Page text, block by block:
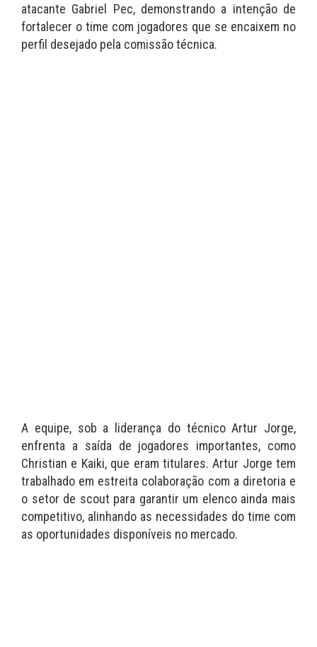
atacante Gabriel Pec, demonstrando a intenção de
fortalecer o time com jogadores que se encaixem no
perfil desejado pela comissão técnica.
A equipe, sob a liderança do técnico Artur Jorge,
enfrenta a saída de jogadores importantes, como
Christian e Kaiki, que eram titulares. Artur Jorge tem
trabalhado em estreita colaboração com a diretoria e
o setor de scout para garantir um elenco ainda mais
competitivo, alinhando as necessidades do time com
as oportunidades disponíveis no mercado.